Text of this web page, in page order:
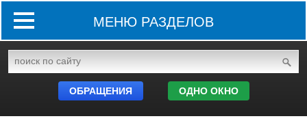
МЕНЮ РАЗДЕЛОВ
ОБРАЩЕНИЯ ОДНО ОКНО